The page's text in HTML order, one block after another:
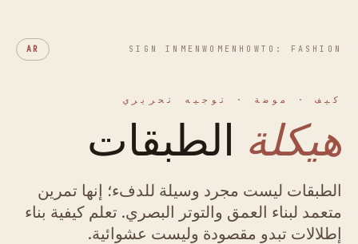
HOWTO: FASHION
WOMEN
MEN
SIGN IN
AR
كيف · موضة · توجيه تحريري
هيكلة الطبقات
الطبقات ليست مجرد وسيلة للدفء؛ إنها تمرين
متعمد لبناء العمق والتوتر البصري. تعلم كيفية بناء
إطلالات تبدو مقصودة وليست عشوائية.